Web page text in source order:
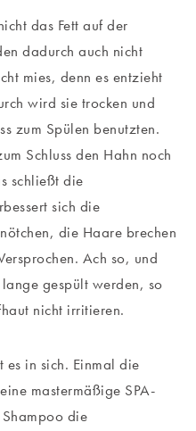
das Fett auf der
dadurch auch nicht
mies, denn es entzieht
wird sie trocken und
zum Spülen benutzten.
Schluss den Hahn noch
schließt die
sich die
die Haare brechen
Ach so, und
gespült werden, so
nicht irritieren.
es in sich. Einmal die
mastermäßige SPA-
die